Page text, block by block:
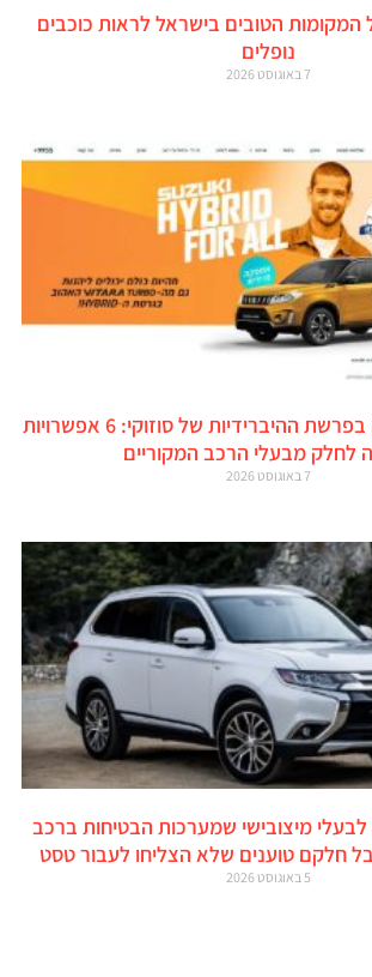
המקומות הטובים בישראל לראות כוכבים
נופלים
7 באוגוסט 2026
הוצג הסדר פשרה בפרשת ההיברידיות של סוזוקי: 6 אפשרויות
לחלק מבעלי הרכב המקוריים
7 באוגוסט 2026
מיצובישי שמערכות הבטיחות ברכב
חלקם טוענים שלא הצליחו לעבור טסט
5 באוגוסט 2026